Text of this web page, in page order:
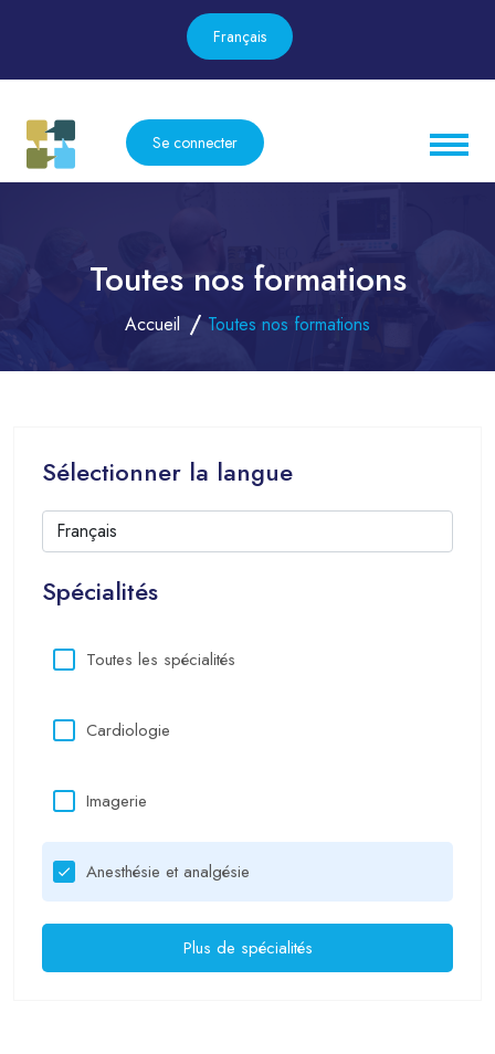
Français
Se connecter
Toutes nos formations
Accueil Toutes nos formations
Sélectionner la langue
Spécialités
Toutes les spécialités
Cardiologie
Imagerie
Anesthésie et analgésie
Plus de spécialités